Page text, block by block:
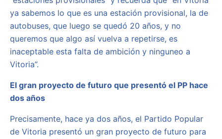
ya sabemos lo que es una estación provisional, la de
autobuses, que luego se quedó 20 años, y no
queremos que algo así vuelva a repetirse, es
inaceptable esta falta de ambición y ninguneo a
Vitoria”.
El gran proyecto de futuro que presentó el PP hace
dos años
Precisamente, hace ya dos años, el Partido Popular
de Vitoria presentó un gran proyecto de futuro para